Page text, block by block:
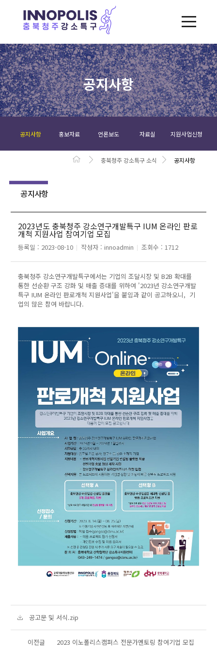
공지사항
공지사항 홍보자료 언론보도 자료실 지원사업신청
충북청주 강소특구 소식 공지사항
공지사항
2023년도 충북청주 강소연구개발특구 IUM 온라인 판로
개척 지원사업 참여기업 모집
등록일 : 2023-08-10 작성자 :innoadmin 조회수 :1712
충북청주 강소연구개발특구에서는 기업의 조달시장 및 B2B 확대를
통한 선순환 구조 강화 및 매출 증대를 위하여 '2023년 강소연구개발
특구 IUM 온라인 판로개척 지원사업'을 붙임과 같이 공고하오니, 기
업의 많은 참여 바랍니다.
공고문 및 서식.zip
이전글 2023 이노폴리스캠퍼스 전문가멘토링 참여기업 모집